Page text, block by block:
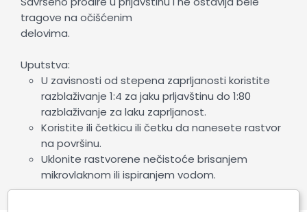
tragove na očišćenim
delovima.
Uputstva:
U zavisnosti od stepena zaprljanosti koristite
razblaživanje 1:4 za jaku prljavštinu do 1:80
razblaživanje za laku zaprljanost.
Koristite ili četkicu ili četku da nanesete rastvor
na površinu.
Uklonite rastvorene nečistoće brisanjem
mikrovlaknom ili ispiranjem vodom.